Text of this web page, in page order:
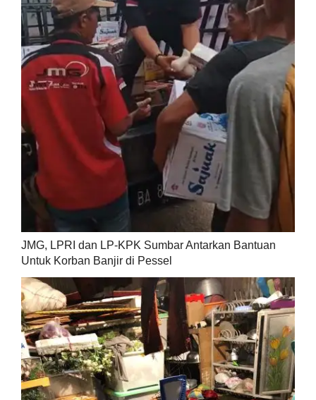
JMG, LPRI dan LP-KPK Sumbar Antarkan Bantuan
Untuk Korban Banjir di Pessel